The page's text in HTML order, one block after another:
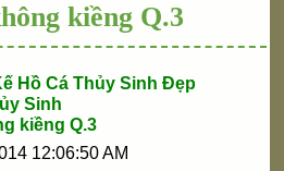
kiềng Q.3
Hồ Cá Thủy Sinh Đẹp
Sinh
kiềng Q.3
12:06:50 AM